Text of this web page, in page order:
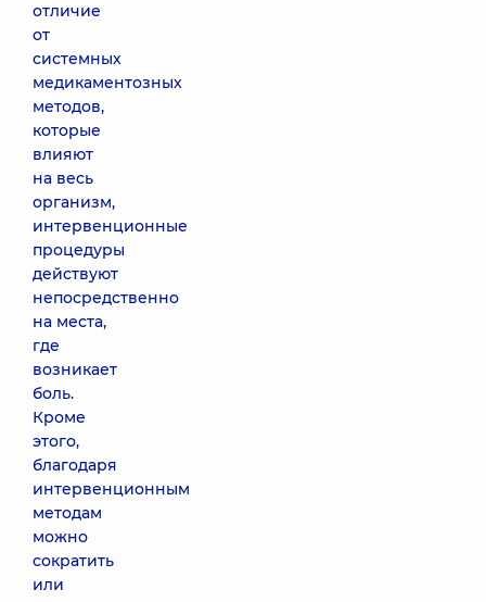
отличие
от
системных
медикаментозных
методов,
которые
влияют
на весь
организм,
интервенционные
процедуры
действуют
непосредственно
на места,
где
возникает
боль.
Кроме
этого,
благодаря
интервенционным
методам
можно
сократить
или